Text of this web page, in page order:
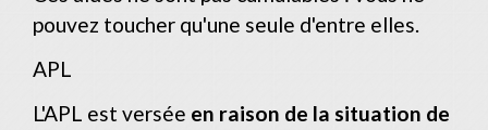
pouvez toucher qu'une seule d'entre elles.
APL
L'APL est versée en raison de la situation de